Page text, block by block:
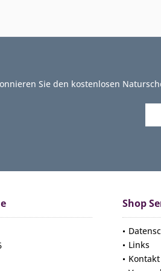
Sie den kostenlosen
Shop
Links
Kontakt